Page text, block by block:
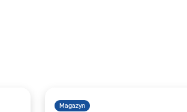
Magazyn